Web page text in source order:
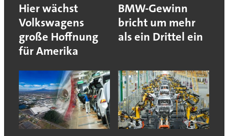
Hier wächst
Volkswagens
große Hoffnung
für Amerika
BMW-Gewinn
bricht um mehr
als ein Drittel ein